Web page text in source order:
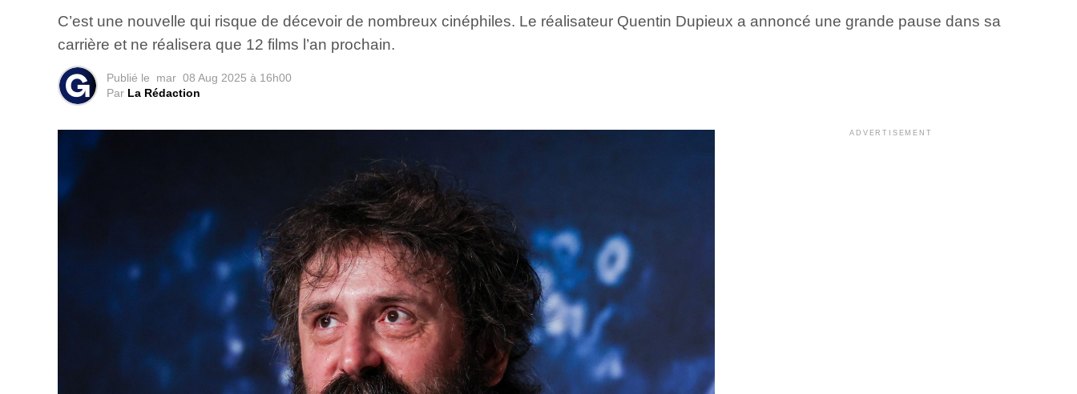
C’est une nouvelle qui risque de décevoir de nombreux cinéphiles. Le réalisateur Quentin Dupieux a annoncé une grande pause dans sa
carrière et ne réalisera que 12 films l’an prochain.
Publié le mar 08 Aug 2025 à 16h00
Par La Rédaction
ADVERTISEMENT